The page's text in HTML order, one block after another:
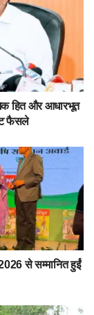
हित और आधारभूत
फैसले
से सम्मानित हुईं